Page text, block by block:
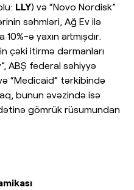
LLY) və “Novo Nordisk”
səhmləri, Ağ Ev ilə
ə yaxın artmışdır.
çəki itirmə dərmanları
ABŞ federal səhiyyə
“Medicaid” tərkibində
bunun əvəzində isə
gömrük rüsumundan